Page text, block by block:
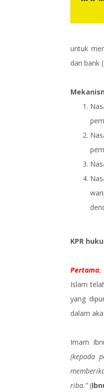
untuk
dan bank
KPR
Pertama,
Islam
yang
dalam
Imam
(kepada
riba.”(